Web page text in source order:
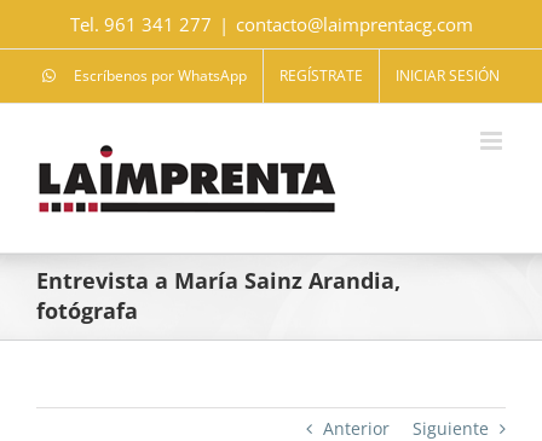
Tel. 961 341 277 | contacto@laimprentacg.com
Escríbenos por WhatsApp REGÍSTRATE INICIAR SESIÓN
Entrevista a María Sainz Arandia,
fotógrafa
Anterior Siguiente